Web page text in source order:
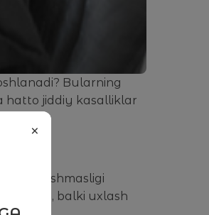
Bularning
hatto jiddiy kasalliklar
etishmasligi
uxlash, balki uxlash
×